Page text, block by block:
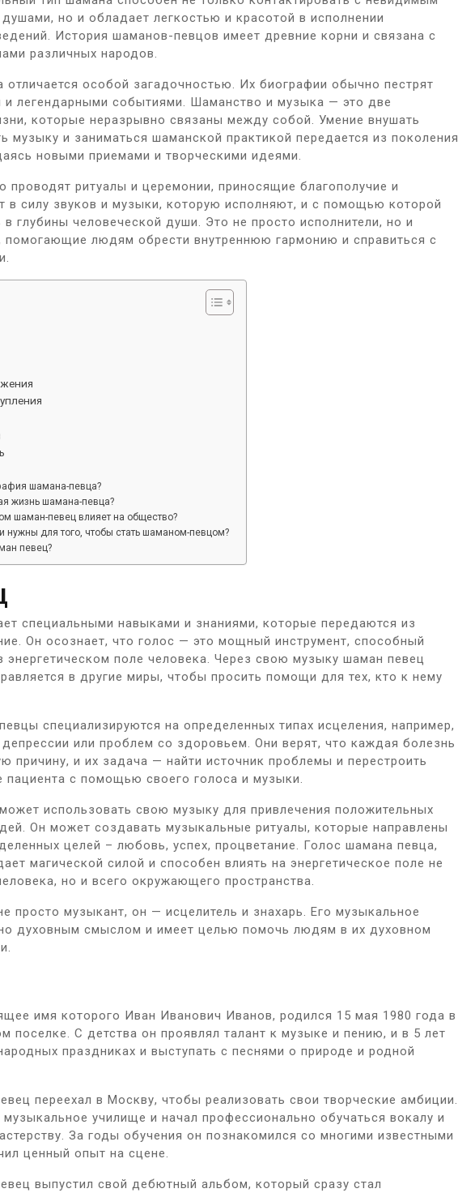
но и обладает легкостью и красотой в исполнении
История шаманов-певцов имеет древние корни и связана с
различных народов.
особой загадочностью. Их биографии обычно пестрят
и легендарными событиями. Шаманство и музыка — это две
которые неразрывно связаны между собой. Умение внушать
музыку и заниматься шаманской практикой передается из поколения
новыми приемами и творческими идеями.
ритуалы и церемонии, приносящие благополучие и
в силу звуков и музыки, которую исполняют, и с помощью которой
глубины человеческой души. Это не просто исполнители, но и
помогающие людям обрести внутреннюю гармонию и справиться с
шамана-певца?
жизнь шамана-певца?
шаман-певец влияет на общество?
нужны для того, чтобы стать шаманом-певцом?
певец?
специальными навыками и знаниями, которые передаются из
Он осознает, что голос — это мощный инструмент, способный
энергетическом поле человека. Через свою музыку шаман певец
в другие миры, чтобы просить помощи для тех, кто к нему
специализируются на определенных типах исцеления, например,
или проблем со здоровьем. Они верят, что каждая болезнь
причину, и их задача — найти источник проблемы и перестроить
пациента с помощью своего голоса и музыки.
использовать свою музыку для привлечения положительных
Он может создавать музыкальные ритуалы, которые направлены
целей – любовь, успех, процветание. Голос шамана певца,
магической силой и способен влиять на энергетическое поле не
но и всего окружающего пространства.
просто музыкант, он — исцелитель и знахарь. Его музыкальное
духовным смыслом и имеет целью помочь людям в их духовном
имя которого Иван Иванович Иванов, родился 15 мая 1980 года в
поселке. С детства он проявлял талант к музыке и пению, и в 5 лет
праздниках и выступать с песнями о природе и родной
переехал в Москву, чтобы реализовать свои творческие амбиции.
училище и начал профессионально обучаться вокалу и
За годы обучения он познакомился со многими известными
ценный опыт на сцене.
выпустил свой дебютный альбом, который сразу стал